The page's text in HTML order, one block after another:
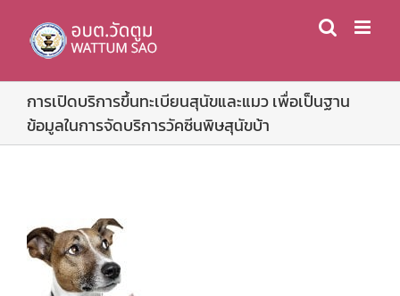
content
การเปิดบริการขึ้นทะเบียนสุนัขและแมว เพื่อเป็นฐาน
ข้อมูลในการจัดบริการวัคซีนพิษสุนัขบ้า